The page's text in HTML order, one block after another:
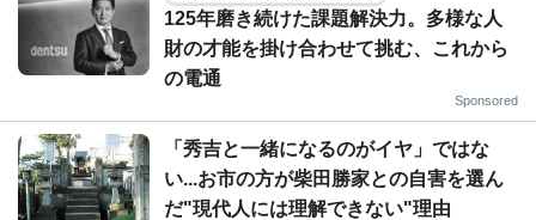
125年磨き続けた課題解決力。多様な人
財の才能を掛け合わせて挑む、これから
の電通
Sponsored
「秀吉と一緒になるのがイヤ」ではな
い...お市の方が柴田勝家との自害を選ん
だ"現代人には理解できない"理由